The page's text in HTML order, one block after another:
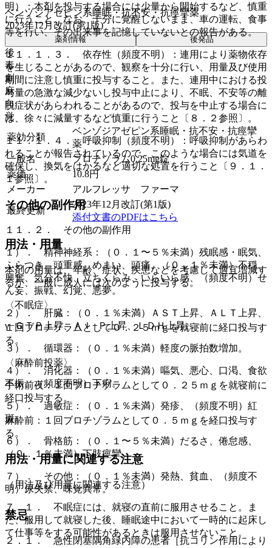
明）：本剤を投与する場合には少量から開始するなど、慎重
に行うこと。なお、十分に覚醒しないまま、車の運転、食事
等を行い、その出来事を記憶していないとの報告がある。
１１．１．３． 依存性（頻度不明）：連用により薬物依存
を生じることがあるので、観察を十分に行い、用量及び使用
期間に注意し慎重に投与すること。また、連用中における投
与量の急激な減少ないし投与中止により、不眠、不安等の離
脱症状があらわれることがあるので、投与を中止する場合に
は、徐々に減量するなど慎重に行うこと〔８．２参照〕。
１１．１．４． 呼吸抑制（頻度不明）：呼吸抑制があらわ
れることが報告されているので、このような場合には気道を
確保し、換気をはかるなど適切な処置を行うこと〔９．１．
１参照〕。
その他の副作用
１１．２． その他の副作用
１）． 精神神経系：（０．１〜５％未満）残眠感・眠気、
ふらつき、頭重感、めまい、頭痛、（０．１％未満）不穏、
興奮、気分不快、立ちくらみ、いらいら感、（頻度不明）せ
ん妄、振戦、幻覚、悪夢。
２）． 肝臓：（０．１％未満）ＡＳＴ上昇、ＡＬＴ上昇、
γ−ＧＴＰ上昇、Ａｌ−Ｐ上昇、ＬＤＨ上昇。
３）． 循環器：（０．１％未満）軽度の脈拍数増加。
４）． 消化器：（０．１％未満）嘔気、悪心、口渇、食欲
不振、（頻度不明）下痢。
５）． 過敏症：（０．１％未満）発疹、（頻度不明）紅
斑。
６）． 骨格筋：（０．１〜５％未満）だるさ、倦怠感、
（０．１％未満）下肢痙攣。
７）． その他：（０．１％未満）発熱、貧血、（頻度不
明）尿失禁、味覚異常。
禁忌
２．１． 急性閉塞隅角緑内障の患者［抗コリン作用により
ベンゾジアゼピン系睡眠・抗不安・抗痙攣薬
2023年12月改訂(第1版)
薬剤情報 後発品
後
毒
劇
麻
向
覚
薬効分類
ベンゾジアゼピン系睡眠・抗不安・抗痙攣
薬
一般名
ブロチゾラム0.25mg錠
薬価
10.8円
メーカー
アルフレッサ ファーマ
最終更新
2023年12月改訂(第1版)
添付文書のPDFはこちら
用法・用量
本剤の用量は、年齢、症状、疾患などを考慮して適宜増減す
るが、一般に成人には次のように投与する。
〈不眠症〉
１回ブロチゾラムとして０．２５ｍｇを就寝前に経口投与す
る。
〈麻酔前投薬〉
手術前夜：１回ブロチゾラムとして０．２５ｍｇを就寝前に
経口投与する。
麻酔前：１回ブロチゾラムとして０．５ｍｇを経口投与す
る。
用法・用量に関連する注意
（用法及び用量に関連する注意）
７．１． 不眠症には、就寝の直前に服用させること。ま
た、服用して就寝した後、睡眠途中において一時的に起床し
て仕事等をする可能性があるときは服用させないこと。